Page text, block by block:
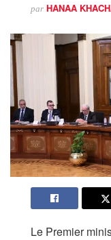
par HANAA
Le Premier